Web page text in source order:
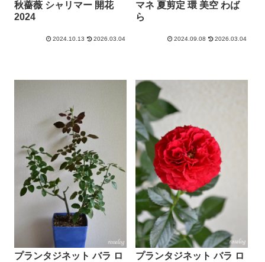
秋薔薇 シャリマー 開花
2024
2024.10.13 2026.03.04
マネ 夏剪定 環 美空 わば
ら
2024.09.08 2026.03.04
プランタジネット バラ ロ
プランタジネット バラ ロ